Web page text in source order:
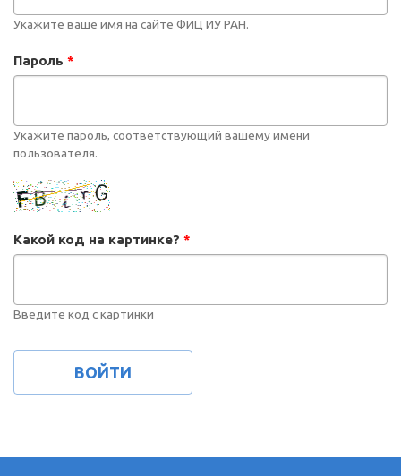
Укажите ваше имя на сайте ФИЦ ИУ РАН.
Пароль *
Укажите пароль, соответствующий вашему имени
пользователя.
Какой код на картинке? *
Введите код с картинки